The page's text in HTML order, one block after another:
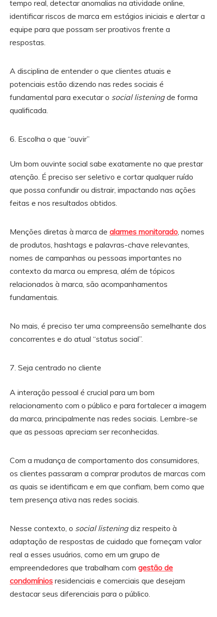
tempo real, detectar anomalias na atividade online,
identificar riscos de marca em estágios iniciais e alertar a
equipe para que possam ser proativos frente a
respostas.
A disciplina de entender o que clientes atuais e
potenciais estão dizendo nas redes sociais é
fundamental para executar o social listeningde forma
qualificada.
Escolha o que “ouvir”
Um bom ouvinte social sabe exatamente no que prestar
atenção. É preciso ser seletivo e cortar qualquer ruído
que possa confundir ou distrair, impactando nas ações
feitas e nos resultados obtidos.
Menções diretas à marca de alarmes monitorado, nomes
de produtos, hashtags e palavras-chave relevantes,
nomes de campanhas ou pessoas importantes no
contexto da marca ou empresa, além de tópicos
relacionados à marca, são acompanhamentos
fundamentais.
No mais, é preciso ter uma compreensão semelhante dos
concorrentes e do atual “status social”.
Seja centrado no cliente
A interação pessoal é crucial para um bom
relacionamento com o público e para fortalecer a imagem
da marca, principalmente nas redes sociais. Lembre-se
que as pessoas apreciam ser reconhecidas.
Com a mudança de comportamento dos consumidores,
os clientes passaram a comprar produtos de marcas com
as quais se identificam e em que confiam, bem como que
tem presença ativa nas redes sociais.
Nesse contexto, o social listeningdiz respeito à
adaptação de respostas de cuidado que forneçam valor
real a esses usuários, como em um grupo de
empreendedores que trabalham com gestão de
condomínios residenciais e comerciais que desejam
destacar seus diferenciais para o público.